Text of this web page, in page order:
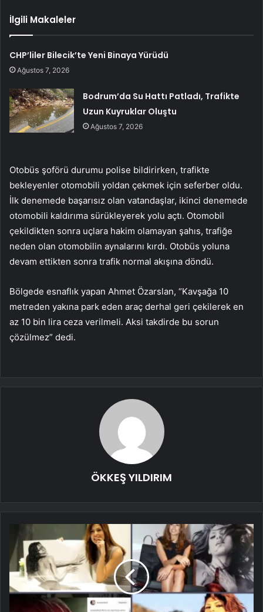
İlgili Makaleler
CHP’liler Bilecik’te Yeni Binaya Yürüdü
Ağustos 7, 2026
Bodrum’da Su Hattı Patladı, Trafikte
Uzun Kuyruklar Oluştu
Ağustos 7, 2026
Otobüs şoförü durumu polise bildirirken, trafikte
bekleyenler otomobili yoldan çekmek için seferber oldu.
İlk denemede başarısız olan vatandaşlar, ikinci denemede
otomobili kaldırıma sürükleyerek yolu açtı. Otomobil
çekildikten sonra uçlara hakim olamayan şahıs, trafiğe
neden olan otomobilin aynalarını kırdı. Otobüs yoluna
devam ettikten sonra trafik normal akışına döndü.
Bölgede esnaflık yapan Ahmet Özarslan, “Kavşağa 10
metreden yakına park eden araç derhal geri çekilerek en
az 10 bin lira ceza verilmeli. Aksi takdirde bu sorun
çözülmez” dedi.
ÖKKEŞ YILDIRIM